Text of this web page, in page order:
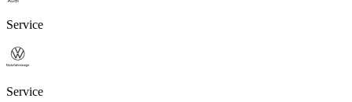
Service
Service